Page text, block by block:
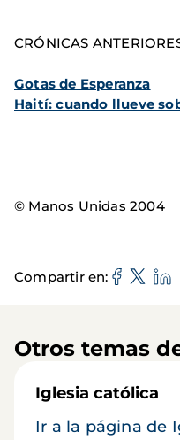
CRÓNICAS
Gotas de Esperanza
Haití: cuando llueve
© Manos Unidas 2004
Compartir en
Otros temas
Iglesia católica
Ir a la página de